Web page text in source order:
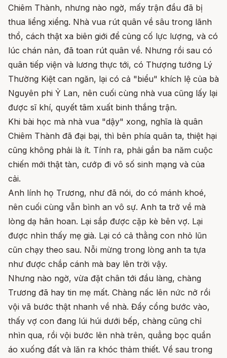
Chiêm Thành, nhưng nào ngờ, mấy trận đầu đã bị
thua liểng xiểng. Nhà vua rút quân về sâu trong lãnh
thổ, cách thật xa biên giới để củng cố lực lượng, và có
lúc chán nản, đã toan rút quân về. Nhưng rồi sau có
quân tiếp viện và lương thực tới, có Thượng tướng Lý
Thường Kiệt can ngăn, lại có cả "biểu" khích lệ của bà
Nguyên phi Ỷ Lan, nên cuối cùng nhà vua cũng lấy lại
được sĩ khí, quyết tâm xuất binh thắng trận.
Khi bài học mà nhà vua "dậy" xong, nghĩa là quân
Chiêm Thành đã đại bại, thì bên phía quân ta, thiệt hại
cũng không phải là ít. Tính ra, phải gần ba năm cuộc
chiến mới thật tàn, cướp đi vô số sinh mạng và của
cải.
Anh lính họ Trương, như đã nói, do có mánh khoé,
nên cuối cùng vẫn bình an vô sự. Anh ta trở về mà
lòng dạ hân hoan. Lại sắp được cặp kè bên vợ. Lại
được nhìn thấy mẹ già. Lại có cả thằng con nhỏ lũn
cũn chạy theo sau. Nỗi mừng trong lòng anh ta tựa
như được chắp cánh mà bay lên trời vậy.
Nhưng nào ngờ, vừa đặt chân tới đầu làng, chàng
Trương đã hay tin mẹ mất. Chàng nấc lên nức nở rồi
vội vã bước thật nhanh về nhà. Đẩy cổng bước vào,
thấy vợ con đang lúi húi dưới bếp, chàng cũng chỉ
nhìn qua, rồi vội bước lên nhà trên, quẳng bọc quần
áo xuống đất và lăn ra khóc thảm thiết. Về sau trong